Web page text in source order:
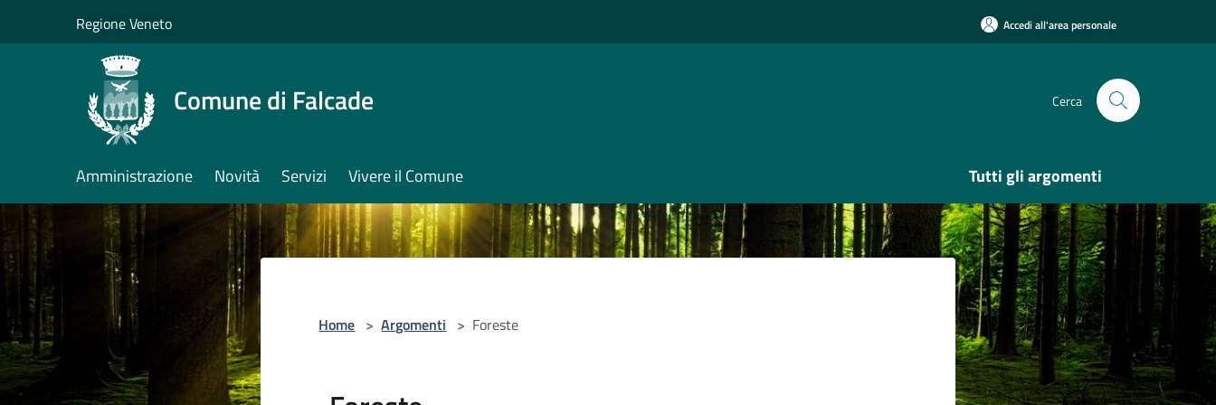
Regione Veneto Accedi all'area personale
Comune di Falcade Cerca
Amministrazione Novità Servizi Vivere il Comune Tutti gli argomenti
Home > Argomenti > Foreste